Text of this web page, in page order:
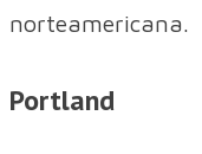
norteamericana.
Portland